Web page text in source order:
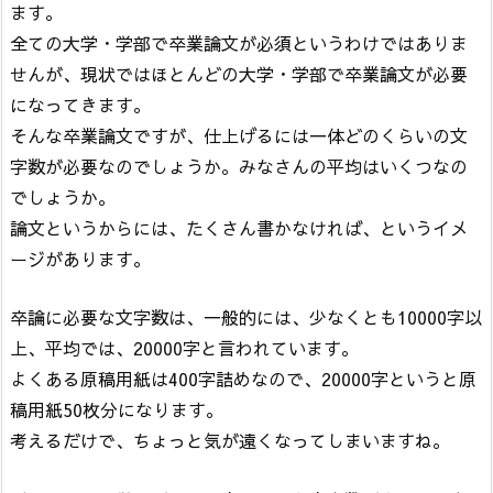
ます。
全ての大学・学部で卒業論文が必須というわけではありま
せんが、現状ではほとんどの大学・学部で卒業論文が必要
になってきます。
そんな卒業論文ですが、仕上げるには一体どのくらいの文
字数が必要なのでしょうか。みなさんの平均はいくつなの
でしょうか。
論文というからには、たくさん書かなければ、というイメ
ージがあります。
卒論に必要な文字数は、一般的には、少なくとも10000字以
上、平均では、20000字と言われています。
よくある原稿用紙は400字詰めなので、20000字というと原
稿用紙50枚分になります。
考えるだけで、ちょっと気が遠くなってしまいますね。